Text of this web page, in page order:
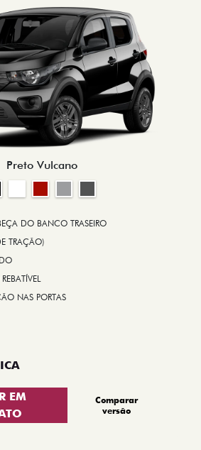
Preto Vulcano
DO BANCO TRASEIRO
TRAÇÃO)
NAS PORTAS
EM
Comparar
versão